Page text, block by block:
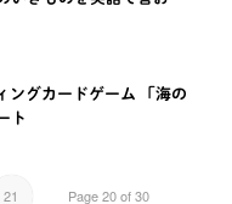
ングカードゲーム 「海の
ト
Page 20 of 30
21